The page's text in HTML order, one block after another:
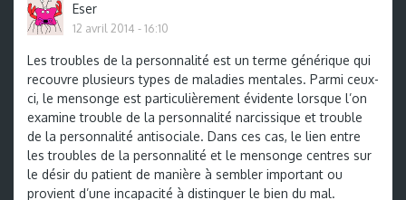
Eser
12 avril 2014 - 16:10
Les troubles de la personnalité est un terme générique qui
recouvre plusieurs types de maladies mentales. Parmi ceux-
ci, le mensonge est particulièrement évidente lorsque l’on
examine trouble de la personnalité narcissique et trouble
de la personnalité antisociale. Dans ces cas, le lien entre
les troubles de la personnalité et le mensonge centres sur
le désir du patient de manière à sembler important ou
provient d’une incapacité à distinguer le bien du mal.